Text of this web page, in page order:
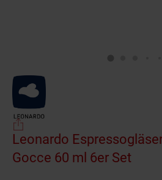
Leonardo
Gocce 60 ml 6er Set